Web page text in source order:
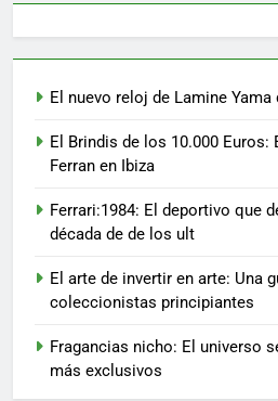
El nuevo reloj de Lamine Yama
El Brindis de los 10.000 Euros:
Ferran en Ibiza
Ferrari:1984: El deportivo que
década de de los ult
El arte de invertir en arte: Una
coleccionistas principiantes
Fragancias nicho: El universo
más exclusivos